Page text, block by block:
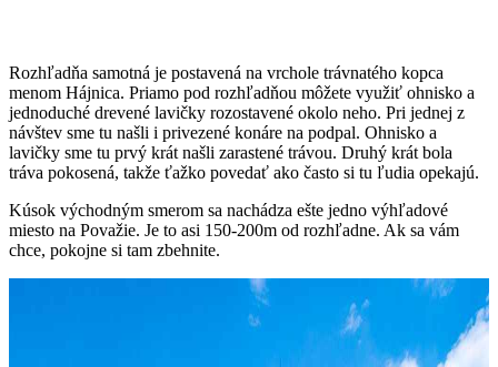
Rozhľadňa samotná je postavená na vrchole trávnatého kopca
menom Hájnica. Priamo pod rozhľadňou môžete využiť ohnisko a
jednoduché drevené lavičky rozostavené okolo neho. Pri jednej z
návštev sme tu našli i privezené konáre na podpal. Ohnisko a
lavičky sme tu prvý krát našli zarastené trávou. Druhý krát bola
tráva pokosená, takže ťažko povedať ako často si tu ľudia opekajú.
Kúsok východným smerom sa nachádza ešte jedno výhľadové
miesto na Považie. Je to asi 150-200m od rozhľadne. Ak sa vám
chce, pokojne si tam zbehnite.